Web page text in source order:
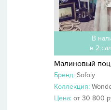
В
в 2
Малиновый
Бренд: Sofoly
Коллекция:
Цена: от 30 800